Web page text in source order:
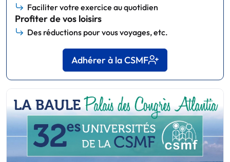
Faciliter votre exercice au quotidien
Profiter de vos loisirs
Des réductions pour vous voyages, etc.
Adhérer à la CSMF